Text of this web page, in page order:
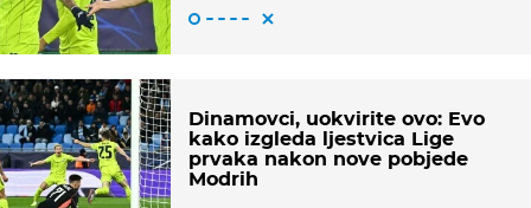
Dinamovci, uokvirite ovo: Evo
kako izgleda ljestvica Lige
prvaka nakon nove pobjede
Modrih